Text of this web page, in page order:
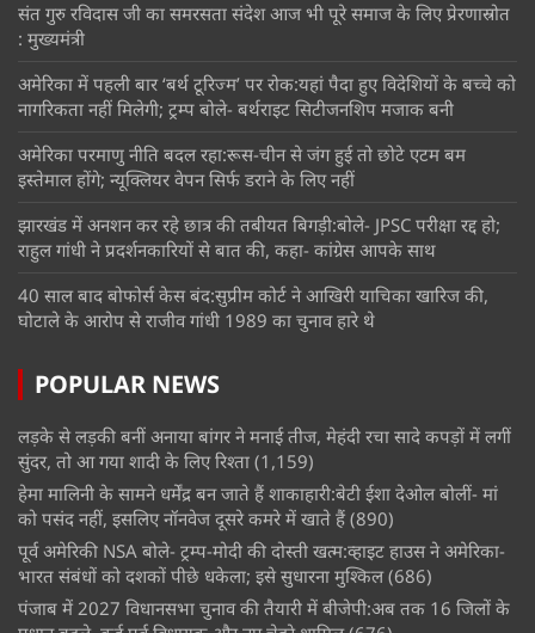
संत गुरु रविदास जी का समरसता संदेश आज भी पूरे समाज के लिए प्रेरणास्रोत
: मुख्यमंत्री
अमेरिका में पहली बार ‘बर्थ टूरिज्म’ पर रोक:यहां पैदा हुए विदेशियों के बच्चे को
नागरिकता नहीं मिलेगी; ट्रम्प बोले- बर्थराइट सिटीजनशिप मजाक बनी
अमेरिका परमाणु नीति बदल रहा:रूस-चीन से जंग हुई तो छोटे एटम बम
इस्तेमाल होंगे; न्यूक्लियर वेपन सिर्फ डराने के लिए नहीं
झारखंड में अनशन कर रहे छात्र की तबीयत बिगड़ी:बोले- JPSC परीक्षा रद्द हो;
राहुल गांधी ने प्रदर्शनकारियों से बात की, कहा- कांग्रेस आपके साथ
40 साल बाद बोफोर्स केस बंद:सुप्रीम कोर्ट ने आखिरी याचिका खारिज की,
घोटाले के आरोप से राजीव गांधी 1989 का चुनाव हारे थे
POPULAR NEWS
लड़के से लड़की बनीं अनाया बांगर ने मनाई तीज, मेहंदी रचा सादे कपड़ों में लगीं
सुंदर, तो आ गया शादी के लिए रिश्ता (1,159)
हेमा मालिनी के सामने धर्मेंद्र बन जाते हैं शाकाहारी:बेटी ईशा देओल बोलीं- मां
को पसंद नहीं, इसलिए नॉनवेज दूसरे कमरे में खाते हैं (890)
पूर्व अमेरिकी NSA बोले- ट्रम्प-मोदी की दोस्ती खत्म:व्हाइट हाउस ने अमेरिका-
भारत संबंधों को दशकों पीछे धकेला; इसे सुधारना मुश्किल (686)
पंजाब में 2027 विधानसभा चुनाव की तैयारी में बीजेपी:अब तक 16 जिलों के